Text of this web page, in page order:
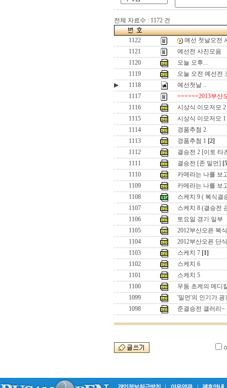
전체 자료수 : 1172 건
1122
예선 첫날오전
1121
예선전 사진모음
1120
오늘 오후...
1119
오늘 오전 예선전
▶
1118
예선첫날 ..
1117
======2013부산
1116
시상식 이모저모 2
1115
시상식 이모저모 1
1114
경품추첨 2
1113
경품추첨 1 [2]
1112
결승전 2 [이토 타
1111
결승전 [존 밀먼]
1110
카메라는 나를 보
1109
카메라는 나를 보
1108
스케치 9 ( 복식결
1107
스케치 8 (결승전
1106
토요일 경기 일부
1105
2012부산오픈 복
1104
2012부산오픈 단
1103
스케치 7 [1]
1102
스케치 6
1101
스케치 5
1100
우돔 초케의 메디
1099
'밀먼'의 인기가 굉
1098
준결승전 갤러리~